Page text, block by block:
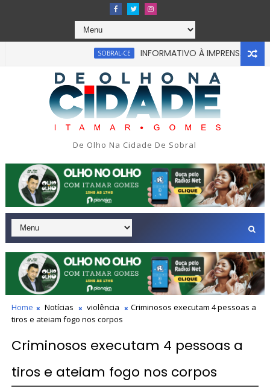
SOBRAL-CE INFORMATIVO À IMPRENSA CEARÁ
tragédia na tarde da última segunda-feira 13/07/2026 na
De Olho Na Cidade De Sobral
Home Notícias violência
Criminosos executam 4 pessoas a
tiros e ateiam fogo nos corpos
Criminosos executam 4 pessoas a
tiros e ateiam fogo nos corpos